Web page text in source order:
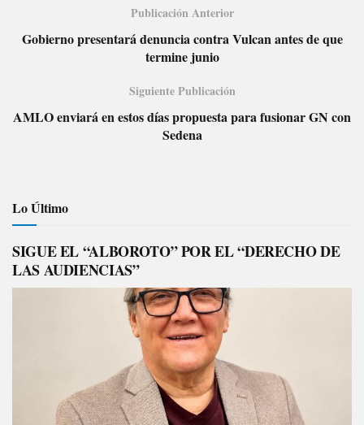
Publicación Anterior
Gobierno presentará denuncia contra Vulcan antes de que
termine junio
Siguiente Publicación
AMLO enviará en estos días propuesta para fusionar GN con
Sedena
Lo Último
SIGUE EL “ALBOROTO” POR EL “DERECHO DE
LAS AUDIENCIAS”